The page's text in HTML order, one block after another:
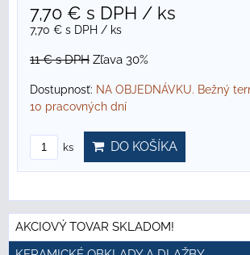
7,70 € s DPH / ks
7,70 € s DPH / ks
11 €s DPH Zľava 30%
Dostupnosť: NA OBJEDNÁVKU. Bežný
10 pracovných dní
ks DO KOŠÍKA
AKCIOVÝ TOVAR SKLADOM!